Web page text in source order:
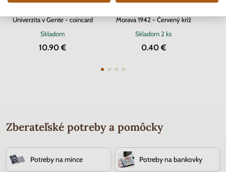
Univerzita v Gente - coincard
Skladom
10.90 €
Morava 1942 - Červený kríž
Skladom2 ks
0.40 €
Zberateľské potreby a pomôcky
Potreby na mince Potreby na bankovky